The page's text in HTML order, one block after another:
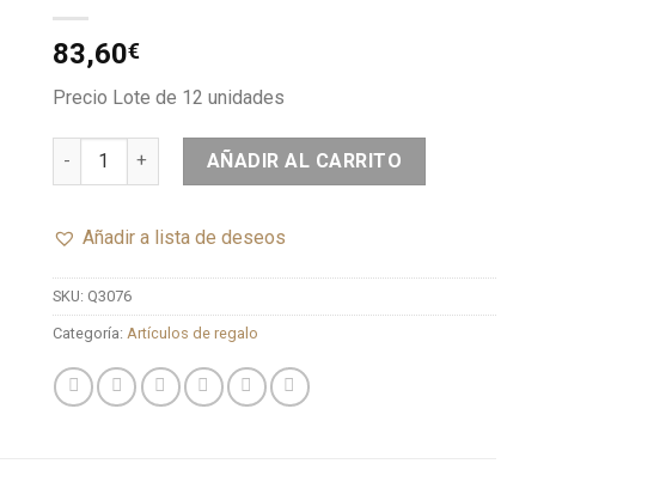
83,60€
Precio Lote de 12 unidades
AÑADIR AL CARRITO
Añadir a lista de deseos
SKU: Q3076
Categoría: Artículos de regalo